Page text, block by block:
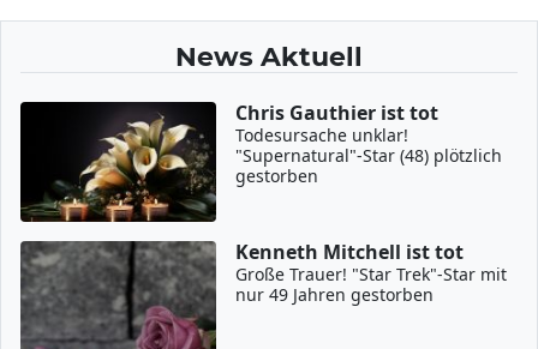
News Aktuell
Chris Gauthier ist tot
Todesursache unklar!
"Supernatural"-Star (48) plötzlich
gestorben
Kenneth Mitchell ist tot
Große Trauer! "Star Trek"-Star mit
nur 49 Jahren gestorben